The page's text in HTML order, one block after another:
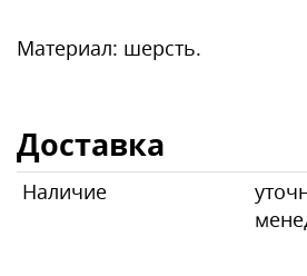
Материал: шерсть.
Доставка
Наличие